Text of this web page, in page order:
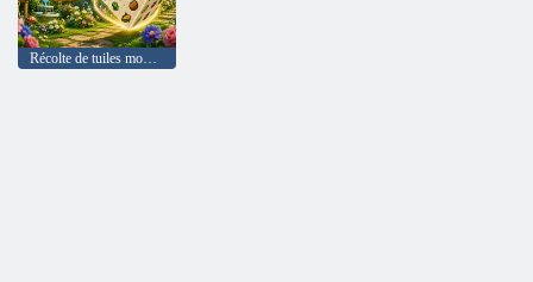
Récolte de tuiles modèle 3D